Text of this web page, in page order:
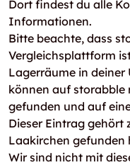
Dort findest du alle
Informationen.
Bitte beachte, dass
Vergleichsplattform
Lagerräume in
können auf storabble
gefunden und auf
Dieser Eintrag gehört
Laakirchen gefunden
Wir sind nicht mit